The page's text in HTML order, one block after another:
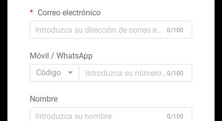
Correo electrónico
0/100
Móvil / WhatsApp
Código
0/100
Nombre
0/100